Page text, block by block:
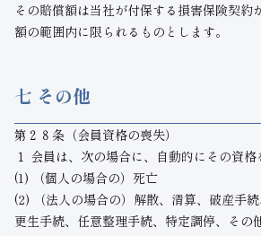
その賠償額は当社が付保する損害保険契約
額の範囲内に限られるものとします。
七 その他
第２８条（会員資格の喪失）
１ 会員は、次の場合に、自動的にその資格
(1) （個人の場合の）死亡
(2) （法人の場合の）解散、清算、破産手
更生手続、任意整理手続、特定調停、その